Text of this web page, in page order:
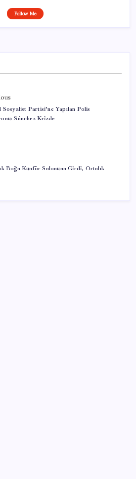
Follow Me
Partisi’ne Yapılan Polis
Sánchez Krizde
Boğa Kuaför Salonuna Girdi, Ortalık